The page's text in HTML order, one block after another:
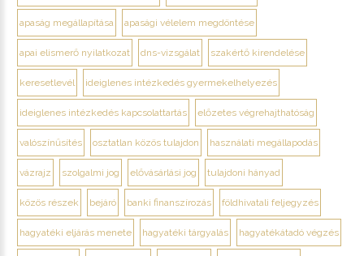
apaság megállapítása apasági vélelem megdöntése
apai elismerő nyilatkozat dns-vizsgálat szakértő kirendelése
keresetlevél ideiglenes intézkedés gyermekelhelyezés
ideiglenes intézkedés kapcsolattartás előzetes végrehajthatóság
valószínűsítés osztatlan közös tulajdon használati megállapodás
vázrajz szolgalmi jog elővásárlási jog tulajdoni hányad
közös részek bejáró banki finanszírozás földhivatali feljegyzés
hagyatéki eljárás menete hagyatéki tárgyalás hagyatékátadó végzés